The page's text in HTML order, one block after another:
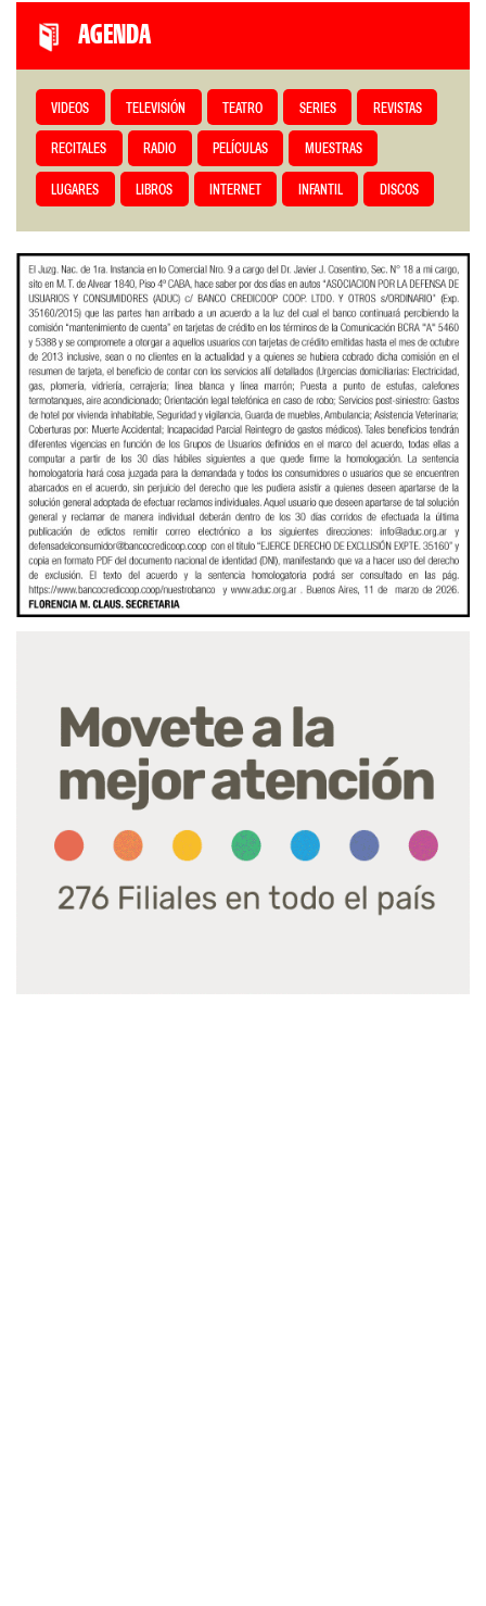
AGENDA
VIDEOS TELEVISIÓN TEATRO SERIES REVISTAS
RECITALES RADIO PELÍCULAS MUESTRAS
LUGARES LIBROS INTERNET INFANTIL DISCOS